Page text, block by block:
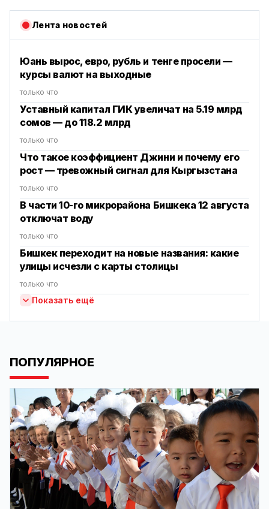
Лента новостей
Юань вырос, евро, рубль и тенге просели —
курсы валют на выходные
только что
Уставный капитал ГИК увеличат на 5.19 млрд
сомов — до 118.2 млрд
только что
Что такое коэффициент Джини и почему его
рост — тревожный сигнал для Кыргызстана
только что
В части 10-го микрорайона Бишкека 12 августа
отключат воду
только что
Бишкек переходит на новые названия: какие
улицы исчезли с карты столицы
только что
Показать ещё
ПОПУЛЯРНОЕ